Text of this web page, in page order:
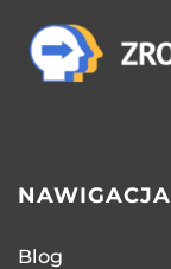
NAWIGACJA
Blog